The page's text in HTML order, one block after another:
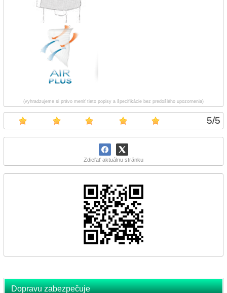
5/5
Zdieľať aktuálnu stránku
Dopravu zabezpečuje
(vyhradzujeme si právo meniť tieto popisy a špecifikácie bez predošlého upozornenia)